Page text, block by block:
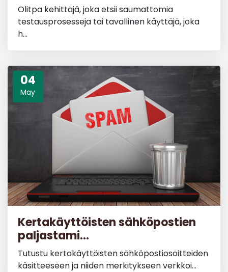
Olitpa kehittäjä, joka etsii saumattomia
testausprosesseja tai tavallinen käyttäjä, joka
h...
04
May
Kertakäyttöisten sähköpostien
paljastami...
Tutustu kertakäyttöisten sähköpostiosoitteiden
käsitteeseen ja niiden merkitykseen verkkoi...